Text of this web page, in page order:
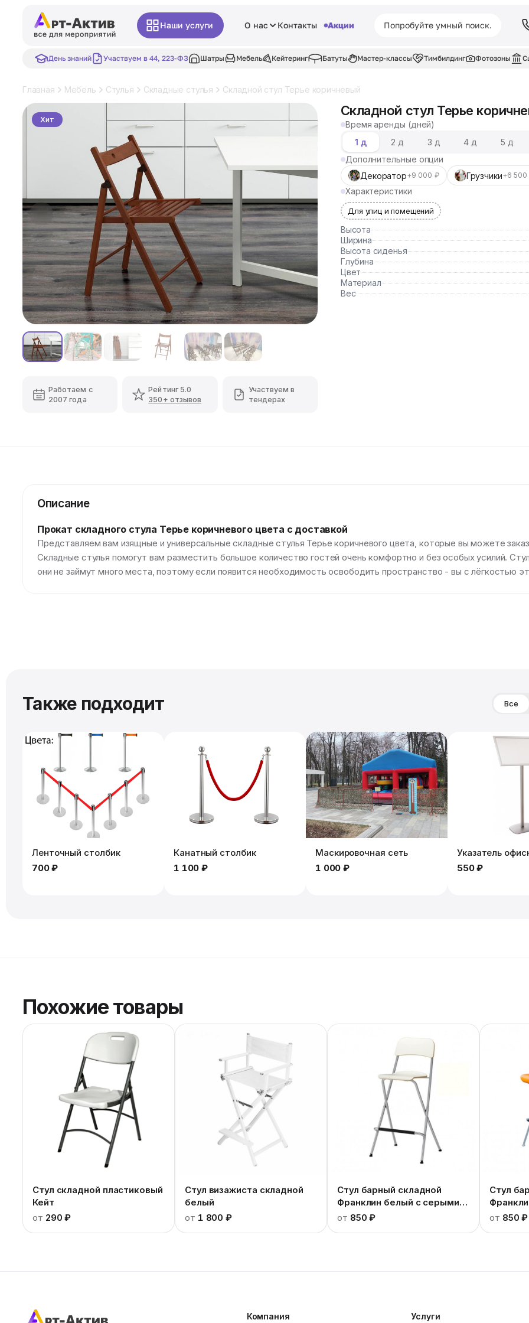
Наши услуги О нас Контакты Акции
День знаний Участвуем в 44, 223-ФЗ Шатры Мебель Кейтеринг Батуты Мастер-классы Тимбилдинг Фотозоны
Главная Мебель Стулья Складные стулья Складной стул Терье коричневый
Хит
Работаем с
2007 года
Рейтинг 5.0
350+ отзывов
Участвуем в
тендерах
Складной стул Терье
Время аренды (дней)
1 д
2 д 3 д 4 д 5 д
Дополнительные опции
Декоратор+9 000 ₽ Грузчики+6 500
Характеристики
Для улиц и помещений
Высота
Ширина
Высота сиденья
Глубина
Цвет
Материал
Вес
Описание
Прокат складного стула Терье коричневого цвета с доставкой
Представляем вам изящные и универсальные складные стулья Терье коричневого цвета, которые вы можете
Складные стулья помогут вам разместить большое количество гостей очень комфортно и без особых усилий.
они не займут много места, поэтому если появится необходимость освободить пространство - вы с лёгкостью
Также подходит Все
Ленточный столбик
700 ₽
Канатный столбик
1 100 ₽
Маскировочная сеть
1 000 ₽
Указатель
550 ₽
Похожие товары
Стул складной пластиковый
Кейт
от 290 ₽
Стул визажиста складной
белый
от 1 800 ₽
Стул барный складной
Франклин белый с серыми
ножками
от 850 ₽
Стул
от 850 ₽
Компания Услуги